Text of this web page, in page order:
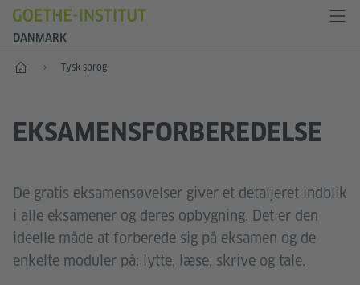
DANMARK
Start Tysk sprog
EKSAMENSFORBEREDELSE
De gratis eksamensøvelser giver et detaljeret indblik
i alle eksamener og deres opbygning. Det er den
ideelle måde at forberede sig på eksamen og de
enkelte moduler på: lytte, læse, skrive og tale.